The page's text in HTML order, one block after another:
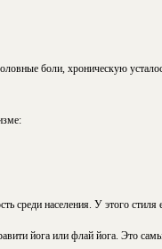
боли, хроническую
среди населения. У этого стиля
йога или флай йога. Это